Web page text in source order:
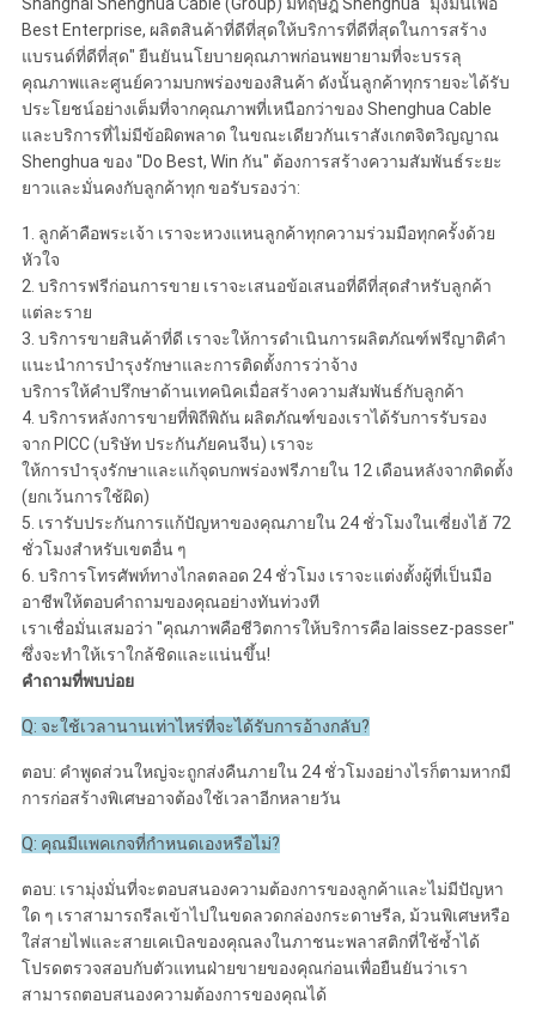
Shanghai Shenghua Cable (Group) มีทฤษฎี Shenghua "มุ่งมั่นเพื่อ
Best Enterprise, ผลิตสินค้าที่ดีที่สุดให้บริการที่ดีที่สุดในการสร้าง
แบรนด์ที่ดีที่สุด" ยืนยันนโยบายคุณภาพก่อนพยายามที่จะบรรลุ
คุณภาพและศูนย์ความบกพร่องของสินค้า ดังนั้นลูกค้าทุกรายจะได้รับ
ประโยชน์อย่างเต็มที่จากคุณภาพที่เหนือกว่าของ Shenghua Cable
และบริการที่ไม่มีข้อผิดพลาด ในขณะเดียวกันเราสังเกตจิตวิญญาณ
Shenghua ของ "Do Best, Win กัน" ต้องการสร้างความสัมพันธ์ระยะ
ยาวและมั่นคงกับลูกค้าทุก ขอรับรองว่า:
1. ลูกค้าคือพระเจ้า เราจะหวงแหนลูกค้าทุกความร่วมมือทุกครั้งด้วย
หัวใจ
2. บริการฟรีก่อนการขาย เราจะเสนอข้อเสนอที่ดีที่สุดสำหรับลูกค้า
แต่ละราย
3. บริการขายสินค้าที่ดี เราจะให้การดำเนินการผลิตภัณฑ์ฟรีญาติคำ
แนะนำการบำรุงรักษาและการติดตั้งการว่าจ้าง
บริการให้คำปรึกษาด้านเทคนิคเมื่อสร้างความสัมพันธ์กับลูกค้า
4. บริการหลังการขายที่พิถีพิถัน ผลิตภัณฑ์ของเราได้รับการรับรอง
จาก PICC (บริษัท ประกันภัยคนจีน) เราจะ
ให้การบำรุงรักษาและแก้จุดบกพร่องฟรีภายใน 12 เดือนหลังจากติดตั้ง
(ยกเว้นการใช้ผิด)
5. เรารับประกันการแก้ปัญหาของคุณภายใน 24 ชั่วโมงในเซี่ยงไฮ้ 72
ชั่วโมงสำหรับเขตอื่น ๆ
6. บริการโทรศัพท์ทางไกลตลอด 24 ชั่วโมง เราจะแต่งตั้งผู้ที่เป็นมือ
อาชีพให้ตอบคำถามของคุณอย่างทันท่วงที
เราเชื่อมั่นเสมอว่า "คุณภาพคือชีวิตการให้บริการคือ laissez-passer"
ซึ่งจะทำให้เราใกล้ชิดและแน่นขึ้น!
คำถามที่พบบ่อย
Q: จะใช้เวลานานเท่าไหร่ที่จะได้รับการอ้างกลับ?
ตอบ: คำพูดส่วนใหญ่จะถูกส่งคืนภายใน 24 ชั่วโมงอย่างไรก็ตามหากมี
การก่อสร้างพิเศษอาจต้องใช้เวลาอีกหลายวัน
Q: คุณมีแพคเกจที่กำหนดเองหรือไม่?
ตอบ: เรามุ่งมั่นที่จะตอบสนองความต้องการของลูกค้าและไม่มีปัญหา
ใด ๆ เราสามารถรีลเข้าไปในขดลวดกล่องกระดาษรีล, ม้วนพิเศษหรือ
ใส่สายไฟและสายเคเบิลของคุณลงในภาชนะพลาสติกที่ใช้ซ้ำได้
โปรดตรวจสอบกับตัวแทนฝ่ายขายของคุณก่อนเพื่อยืนยันว่าเรา
สามารถตอบสนองความต้องการของคุณได้